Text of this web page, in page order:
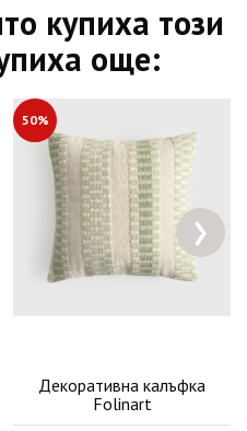
купиха този
още:
50%
Декоративна калъфка
Folinart
›